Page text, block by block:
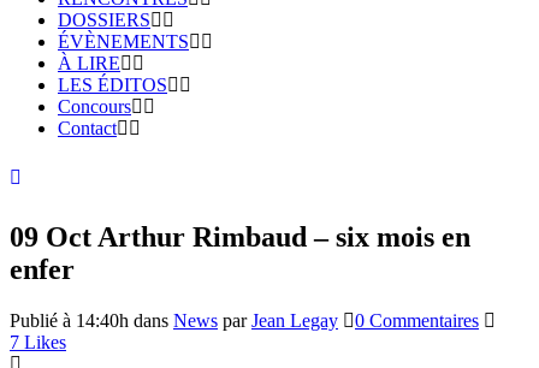
DOSSIERS
ÉVÈNEMENTS
À LIRE
LES ÉDITOS
Concours
Contact
09 Oct Arthur Rimbaud – six mois en
enfer
Publié à 14:40h dans News parJean Legay
0 Commentaires
7 Likes